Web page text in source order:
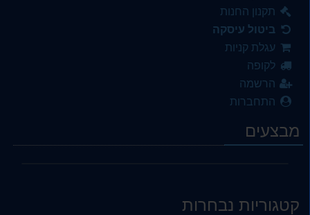
תקנון החנות
ביטול עיסקה
עגלת קניות
לקופה
הרשמה
התחברות
מבצעים
קטגוריות נבחרות